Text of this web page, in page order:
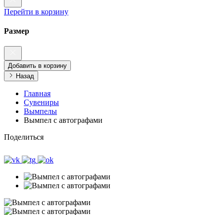
Перейти в корзину
Размер
Добавить в корзину
Назад
Главная
Сувениры
Вымпелы
Вымпел с автографами
Поделиться